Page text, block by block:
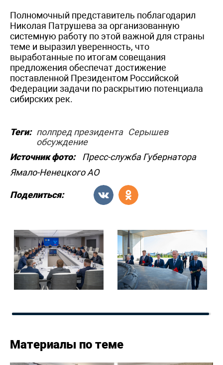
Полномочный представитель поблагодарил
Николая Патрушева за организованную
системную работу по этой важной для страны
теме и выразил уверенность, что
выработанные по итогам совещания
предложения обеспечат достижение
поставленной Президентом Российской
Федерации задачи по раскрытию потенциала
сибирских рек.
Теги: полпред президента Серышев
обсуждение
Источник фото:
Пресс-служба Губернатора
Ямало-Ненецкого АО
Поделиться:
Материалы по теме